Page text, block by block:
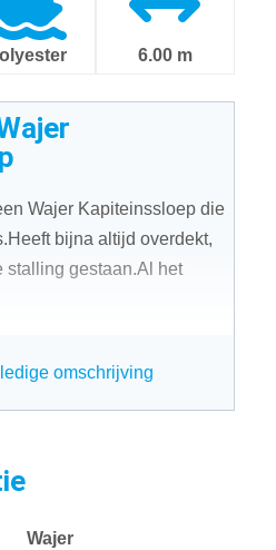
6.00 m
Wajer Kapiteinssloep die
bijna altijd overdekt,
stalling gestaan.Al het
omschrijving
Wajer